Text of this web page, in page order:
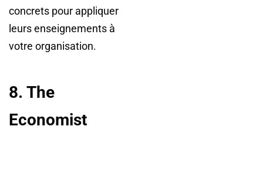
concrets pour appliquer
leurs enseignements à
votre organisation.
8. The
Economist